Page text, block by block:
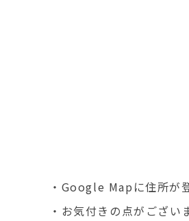
・Google Mapに住所が
・お気付きの点がござい